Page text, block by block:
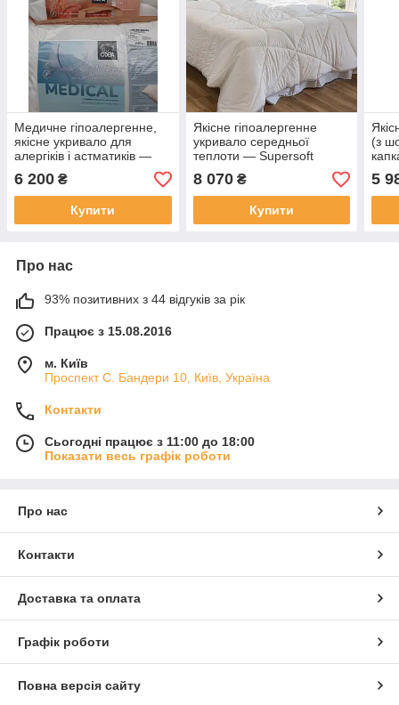
Медичне гіпоалергенне,
якісне укривало для
алергіків і астматиків —
Medical Medium 140 x 200.
Словлення
6 200 ₴
Купити
Якісне гіпоалергенне
укривало середньої
теплоти — Supersoft
Medium, (Словіння) 220 х
200
8 070₴
Купити
(з
5
Про нас
93% позитивних з 44 відгуків за рік
Працює з 15.08.2016
м. Київ
Проспект С. Бандери 10, Київ, Україна
Контакти
Сьогодні працює з 11:00 до 18:00
Показати весь графік роботи
Про нас
Контакти
Доставка та оплата
Графік роботи
Повна версія сайту